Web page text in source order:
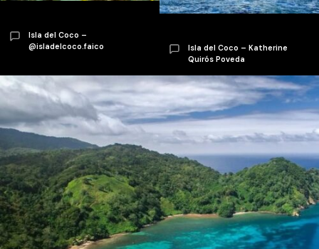
Isla del Coco –
@isladelcoco.faico
Isla del Coco – Katherine
Quirós Poveda